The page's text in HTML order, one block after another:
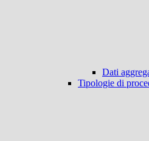
Dati
Tipologie di